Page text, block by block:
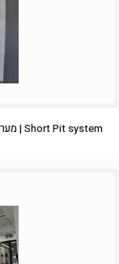
Short Pit system | מערכת הבור הנמוך